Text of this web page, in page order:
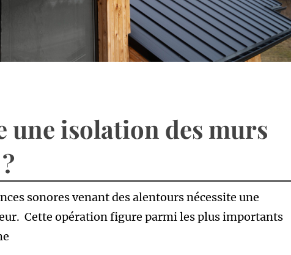
une isolation des murs
sonores venant des alentours nécessite une
Cette opération figure parmi les plus importants